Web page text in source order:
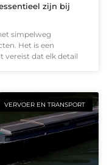
zijn bij
simpelweg
Het is een
vereist dat elk detail
VERVOER EN TRANSPORT